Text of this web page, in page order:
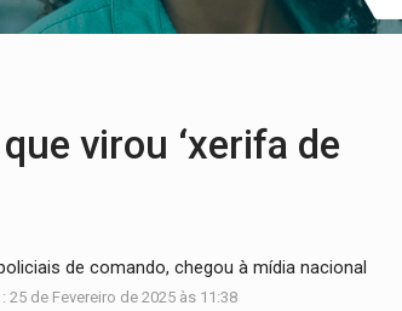
greve da educação municipal em Porto Velho
virou ‘xerifa de
de comando, chegou à mídia nacional
25 de Fevereiro de 2025 às 11:38